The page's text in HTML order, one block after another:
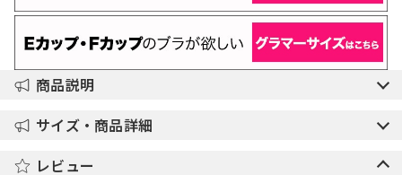
商品説明
サイズ・商品詳細
レビュー